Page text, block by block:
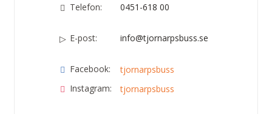
Telefon: 0451-618 00
E-post: info@tjornarpsbuss.se
Facebook:
tjornarpsbuss
Instagram:
tjornarpsbuss